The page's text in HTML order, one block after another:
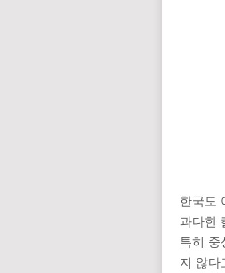
한국도
과다한
특히 중
지 않다